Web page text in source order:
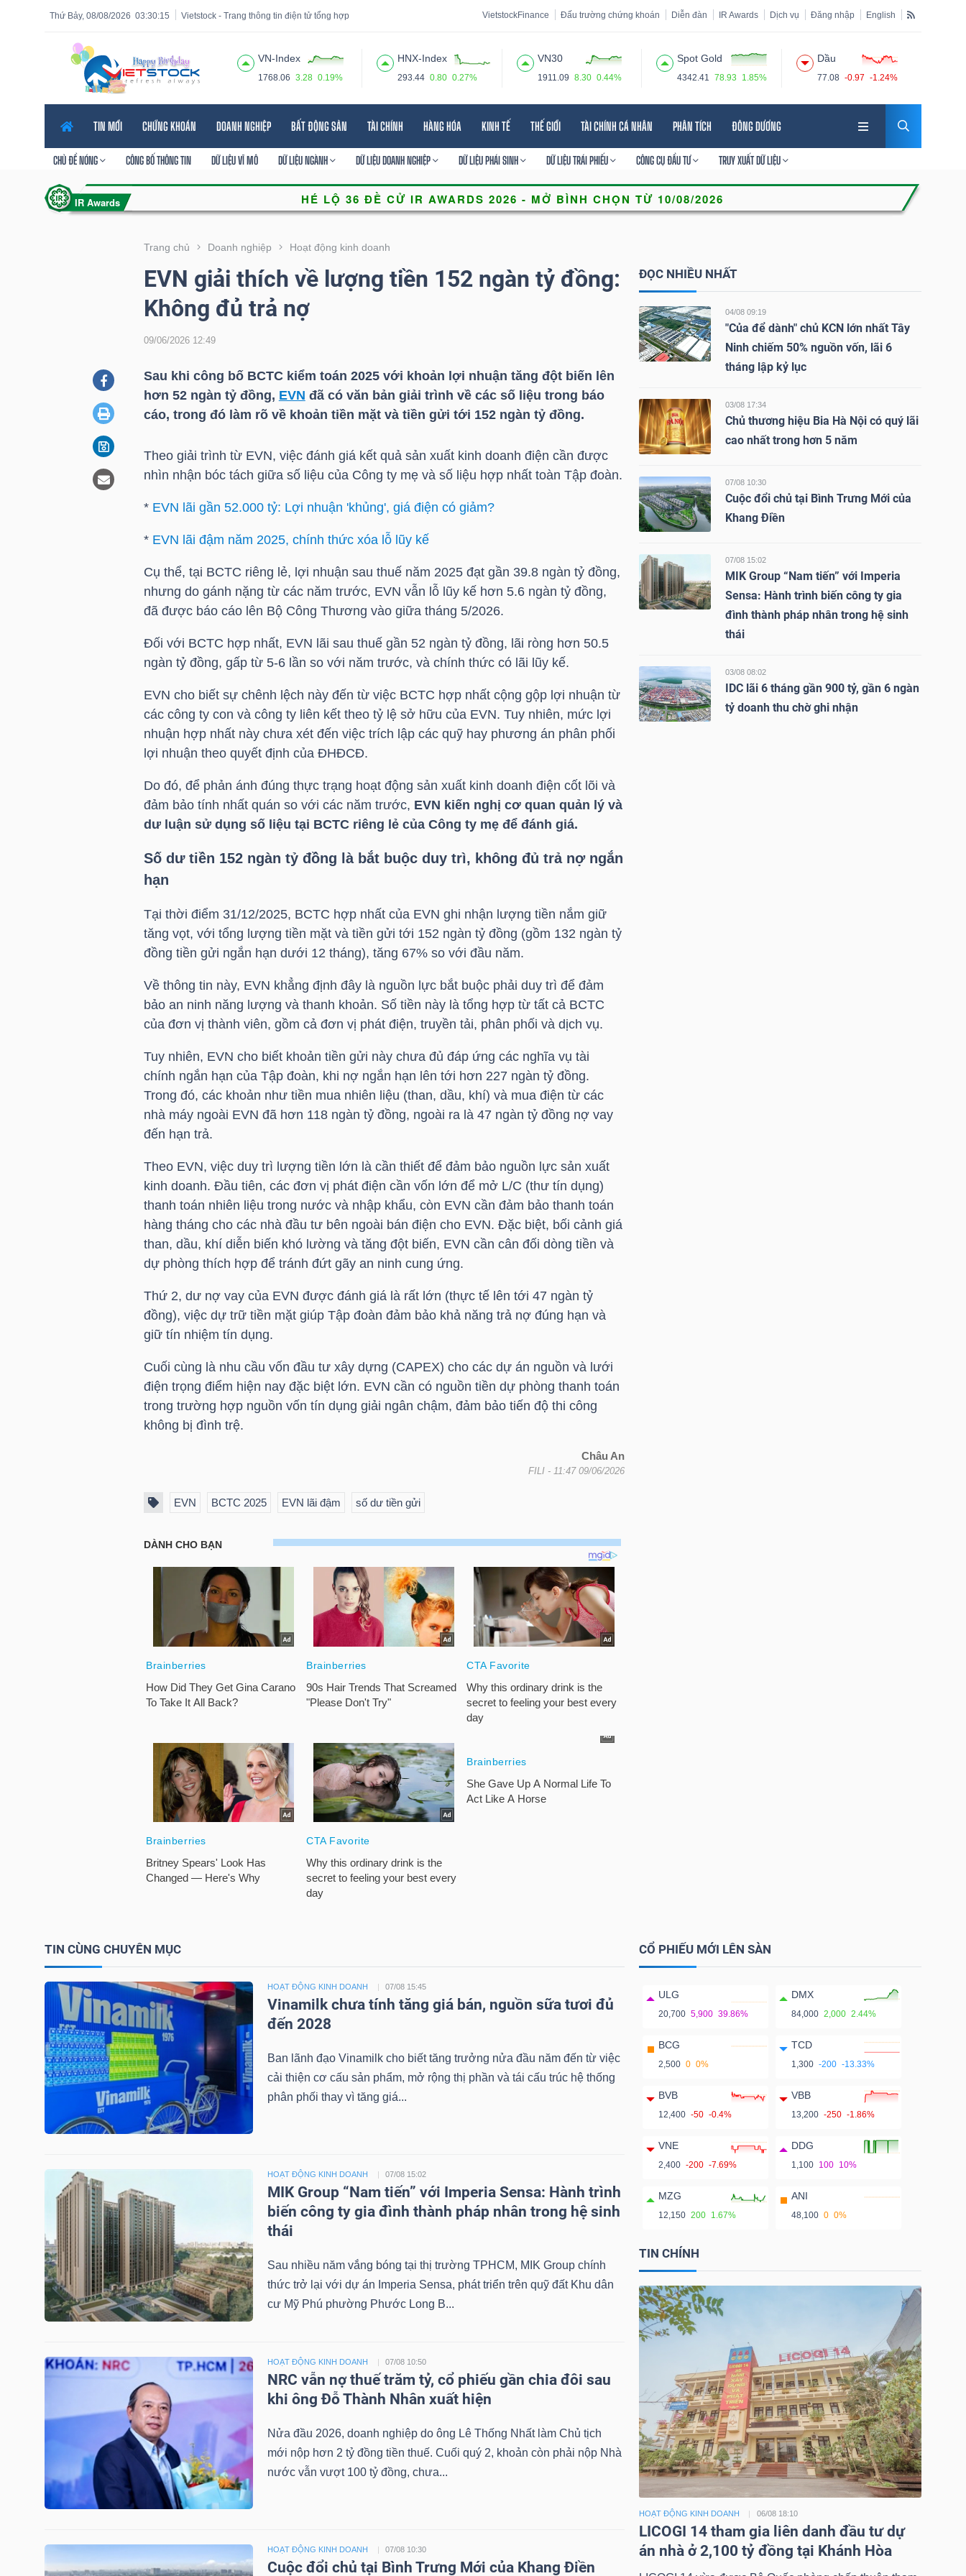
03:30:16
Thứ Bảy, 08/08/2026 Vietstock - Trang thông tin điện tử tổng hợp VietstockFinance Đấu trường chứng khoán Diễn đàn IR Awards Dịch vụ Đăng nhập English
VN-Index
1768.06 3.28 0.19%
HNX-Index
293.44 0.80 0.27%
VN30
1911.09 8.30 0.44%
Spot Gold
4342.41 78.93 1.85%
Dầu
77.08 -0.97 -1.24%
TIN MỚI CHỨNG KHOÁN DOANH NGHIỆP BẤT ĐỘNG SẢN TÀI CHÍNH HÀNG HÓA KINH TẾ THẾ GIỚI TÀI CHÍNH CÁ NHÂN PHÂN TÍCH ĐÔNG DƯƠNG
CHỦ ĐỀ NÓNG CÔNG BỐ THÔNG TIN DỮ LIỆU VĨ MÔ DỮ LIỆU NGÀNH DỮ LIỆU DOANH NGHIỆP DỮ LIỆU PHÁI SINH DỮ LIỆU TRÁI PHIẾU CÔNG CỤ ĐẦU TƯ TRUY XUẤT DỮ LIỆU
Trang chủ Doanh nghiệp Hoạt động kinh doanh
EVN giải thích về lượng tiền 152 ngàn tỷ đồng:
Không đủ trả nợ
09/06/2026 12:49
Sau khi công bố BCTC kiểm toán 2025 với khoản lợi nhuận tăng đột biến lên
hơn 52 ngàn tỷ đồng, EVN đã có văn bản giải trình về các số liệu trong báo
cáo, trong đó làm rõ về khoản tiền mặt và tiền gửi tới 152 ngàn tỷ đồng.
Theo giải trình từ EVN, việc đánh giá kết quả sản xuất kinh doanh điện cần được
nhìn nhận bóc tách giữa số liệu của Công ty mẹ và số liệu hợp nhất toàn Tập đoàn.
* EVN lãi gần 52.000 tỷ: Lợi nhuận 'khủng', giá điện có giảm?
* EVN lãi đậm năm 2025, chính thức xóa lỗ lũy kế
Cụ thể, tại BCTC riêng lẻ, lợi nhuận sau thuế năm 2025 đạt gần 39.8 ngàn tỷ đồng,
nhưng do gánh nặng từ các năm trước, EVN vẫn lỗ lũy kế hơn 5.6 ngàn tỷ đồng,
đã được báo cáo lên Bộ Công Thương vào giữa tháng 5/2026.
Đối với BCTC hợp nhất, EVN lãi sau thuế gần 52 ngàn tỷ đồng, lãi ròng hơn 50.5
ngàn tỷ đồng, gấp từ 5-6 lần so với năm trước, và chính thức có lãi lũy kế.
EVN cho biết sự chênh lệch này đến từ việc BCTC hợp nhất cộng gộp lợi nhuận từ
các công ty con và công ty liên kết theo tỷ lệ sở hữu của EVN. Tuy nhiên, mức lợi
nhuận hợp nhất này chưa xét đến việc trích lập các quỹ hay phương án phân phối
lợi nhuận theo quyết định của ĐHĐCĐ.
Do đó, để phản ánh đúng thực trạng hoạt động sản xuất kinh doanh điện cốt lõi và
đảm bảo tính nhất quán so với các năm trước, EVN kiến nghị cơ quan quản lý và
dư luận sử dụng số liệu tại BCTC riêng lẻ của Công ty mẹ để đánh giá.
Số dư tiền 152 ngàn tỷ đồng là bắt buộc duy trì, không đủ trả nợ ngắn
hạn
Tại thời điểm 31/12/2025, BCTC hợp nhất của EVN ghi nhận lượng tiền nắm giữ
tăng vọt, với tổng lượng tiền mặt và tiền gửi tới 152 ngàn tỷ đồng (gồm 132 ngàn tỷ
đồng tiền gửi ngắn hạn dưới 12 tháng), tăng 67% so với đầu năm.
Về thông tin này, EVN khẳng định đây là nguồn lực bắt buộc phải duy trì để đảm
bảo an ninh năng lượng và thanh khoản. Số tiền này là tổng hợp từ tất cả BCTC
của đơn vị thành viên, gồm cả đơn vị phát điện, truyền tải, phân phối và dịch vụ.
Tuy nhiên, EVN cho biết khoản tiền gửi này chưa đủ đáp ứng các nghĩa vụ tài
chính ngắn hạn của Tập đoàn, khi nợ ngắn hạn lên tới hơn 227 ngàn tỷ đồng.
Trong đó, các khoản như tiền mua nhiên liệu (than, dầu, khí) và mua điện từ các
nhà máy ngoài EVN đã hơn 118 ngàn tỷ đồng, ngoài ra là 47 ngàn tỷ đồng nợ vay
đến hạn trả.
Theo EVN, việc duy trì lượng tiền lớn là cần thiết để đảm bảo nguồn lực sản xuất
kinh doanh. Đầu tiên, các đơn vị phát điện cần vốn lớn để mở L/C (thư tín dụng)
thanh toán nhiên liệu trong nước và nhập khẩu, còn EVN cần đảm bảo thanh toán
hàng tháng cho các nhà đầu tư bên ngoài bán điện cho EVN. Đặc biệt, bối cảnh giá
than, dầu, khí diễn biến khó lường và tăng đột biến, EVN cần cân đối dòng tiền và
dự phòng thích hợp để tránh đứt gãy an ninh cung ứng.
Thứ 2, dư nợ vay của EVN được đánh giá là rất lớn (thực tế lên tới 47 ngàn tỷ
đồng), việc dự trữ tiền mặt giúp Tập đoàn đảm bảo khả năng trả nợ đúng hạn và
giữ tín nhiệm tín dụng.
Cuối cùng là nhu cầu vốn đầu tư xây dựng (CAPEX) cho các dự án nguồn và lưới
điện trọng điểm hiện nay đặc biệt lớn. EVN cần có nguồn tiền dự phòng thanh toán
trong trường hợp nguồn vốn tín dụng giải ngân chậm, đảm bảo tiến độ thi công
không bị đình trệ.
Châu An
FILI - 11:47 09/06/2026
EVN BCTC 2025 EVN lãi đậm số dư tiền gửi
ĐỌC NHIỀU NHẤT
04/08 09:19
"Của để dành" chủ KCN lớn nhất Tây
Ninh chiếm 50% nguồn vốn, lãi 6
tháng lập kỷ lục
03/08 17:34
Chủ thương hiệu Bia Hà Nội có quý lãi
cao nhất trong hơn 5 năm
07/08 10:30
Cuộc đổi chủ tại Bình Trưng Mới của
Khang Điền
07/08 15:02
MIK Group “Nam tiến” với Imperia
Sensa: Hành trình biến công ty gia
đình thành pháp nhân trong hệ sinh
thái
03/08 08:02
IDC lãi 6 tháng gần 900 tỷ, gần 6 ngàn
tỷ doanh thu chờ ghi nhận
TIN CÙNG CHUYÊN MỤC
HOẠT ĐỘNG KINH DOANH 07/08 15:45
Vinamilk chưa tính tăng giá bán, nguồn sữa tươi đủ
đến 2028
Ban lãnh đạo Vinamilk cho biết tăng trưởng nửa đầu năm đến từ việc
cải thiện cơ cấu sản phẩm, mở rộng thị phần và tái cấu trúc hệ thống
phân phối thay vì tăng giá...
HOẠT ĐỘNG KINH DOANH 07/08 15:02
MIK Group “Nam tiến” với Imperia Sensa: Hành trình
biến công ty gia đình thành pháp nhân trong hệ sinh
thái
Sau nhiều năm vắng bóng tại thị trường TPHCM, MIK Group chính
thức trở lại với dự án Imperia Sensa, phát triển trên quỹ đất Khu dân
cư Mỹ Phú phường Phước Long B...
HOẠT ĐỘNG KINH DOANH 07/08 10:50
NRC vẫn nợ thuế trăm tỷ, cổ phiếu gần chia đôi sau
khi ông Đỗ Thành Nhân xuất hiện
Nửa đầu 2026, doanh nghiệp do ông Lê Thống Nhất làm Chủ tịch
mới nộp hơn 2 tỷ đồng tiền thuế. Cuối quý 2, khoản còn phải nộp Nhà
nước vẫn vượt 100 tỷ đồng, chưa...
HOẠT ĐỘNG KINH DOANH 07/08 10:30
Cuộc đổi chủ tại Bình Trưng Mới của Khang Điền
CỔ PHIẾU MỚI LÊN SÀN
ULG
20,700 5,900 39.86%
DMX
84,000 2,000 2.44%
BCG
2,500 0 0%
TCD
1,300 -200 -13.33%
BVB
12,400 -50 -0.4%
VBB
13,200 -250 -1.86%
VNE
2,400 -200 -7.69%
DDG
1,100 100 10%
MZG
12,150 200 1.67%
ANI
48,100 0 0%
TIN CHÍNH
HOẠT ĐỘNG KINH DOANH 06/08 18:10
LICOGI 14 tham gia liên danh đầu tư dự
án nhà ở 2,100 tỷ đồng tại Khánh Hòa
Tính năng
năng
VIETSTOCK
Ngành
SECTOR
NGUYÊN
VẬT
LIỆU